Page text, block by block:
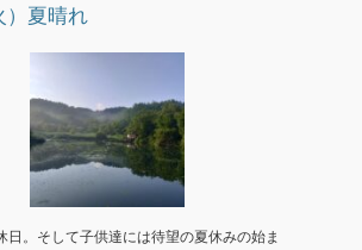
）夏晴れ
日。そして子供達には待望の夏休みの始ま